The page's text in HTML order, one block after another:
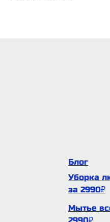
Уборка
за 2990₽
Блог
Мытье
2990₽